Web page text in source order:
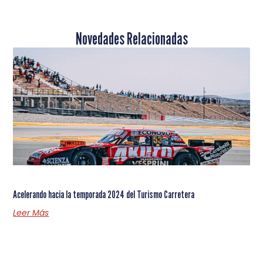
Novedades Relacionadas
Acelerando hacia la temporada 2024 del Turismo Carretera
Leer Más